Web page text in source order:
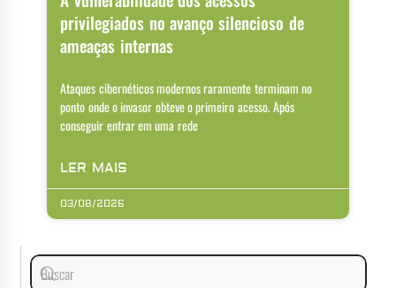
privilegiados no avanço silencioso de
ameaças internas
Ataques cibernéticos modernos raramente terminam no
ponto onde o invasor obteve o primeiro acesso. Após
conseguir entrar em uma rede
LER MAIS
03/08/2026